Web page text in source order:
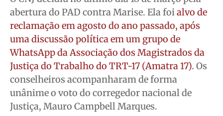
abertura do PAD contra Marise. Ela foialvo de
reclamação em agosto do ano passado, após
uma discussão política em um grupo de
WhatsApp da Associação dos Magistrados da
Justiça do Trabalho do TRT-17 (Amatra 17). Os
conselheiros acompanharam de forma
unânime o voto do corregedor nacional de
Justiça, Mauro Campbell Marques.